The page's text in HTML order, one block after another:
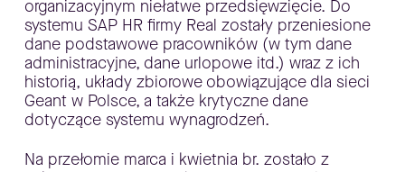
organizacyjnym niełatwe przedsięwzięcie. Do
systemu SAP HR firmy Real zostały przeniesione
dane podstawowe pracowników (w tym dane
administracyjne, dane urlopowe itd.) wraz z ich
historią, układy zbiorowe obowiązujące dla sieci
Geant w Polsce, a także krytyczne dane
dotyczące systemu wynagrodzeń.
Na przełomie marca i kwietnia br. zostało z